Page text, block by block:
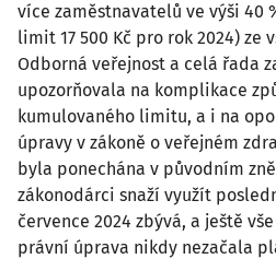
více zaměstnavatelů ve výši 40
limit 17 500 Kč pro rok 2024) ze
Odborná veřejnost a celá řada
upozorňovala na komplikace
kumulovaného limitu, a i na
úpravy v zákoně o veřejném
byla ponechána v původním
zákonodárci snaží využít
července 2024 zbývá, a ještě
právní úprava nikdy nezačala